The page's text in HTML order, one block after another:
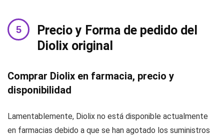
Precio y Forma de pedido del
Diolix original
Comprar Diolix en farmacia, precio y
disponibilidad
Lamentablemente, Diolix no está disponible actualmente
en farmacias debido a que se han agotado los suministros